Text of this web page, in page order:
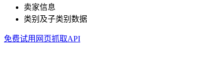
卖家信息
类别及子类别数据
免费试用网页抓取API